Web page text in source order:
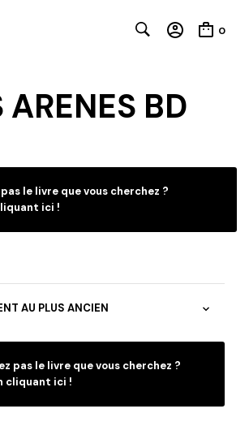
0
ARENES BD
le livre que vous cherchez ?
ici !
pas le livre que vous cherchez ?
cliquant ici !